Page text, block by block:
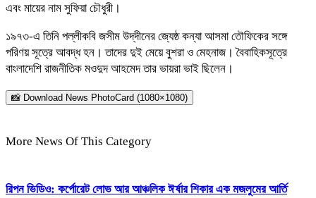
এবং মায়ের নাম সুফিয়া চৌধুরী।
১৯৭৩-এ তিনি পল্লীকবি জসীম উদ্‌দীনের জ্যেষ্ঠ কন্যা আসমা তৌফিকের সঙ্গে
পরিণয় সূত্রে আবদ্ধ হন। তাদের দুই মেয়ে বুশরা ও মেহনাজ। বৈবাহিকসূত্রে
বাংলাদেশি রাজনীতিক মওদুদ আহমেদ তার ভায়রা ভাই ছিলেন।
📸 Download News PhotoCard (1080×1080)
More News Of This Category
রিপন ভিডিও: কর্পোরেট লোভ আর আঞ্চলিক ঈর্ষার শিকার এক মজলুমের আর্তি